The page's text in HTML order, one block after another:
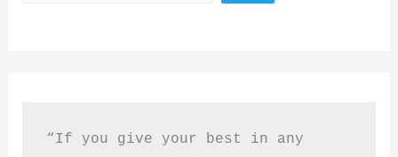
“If you give your best in any